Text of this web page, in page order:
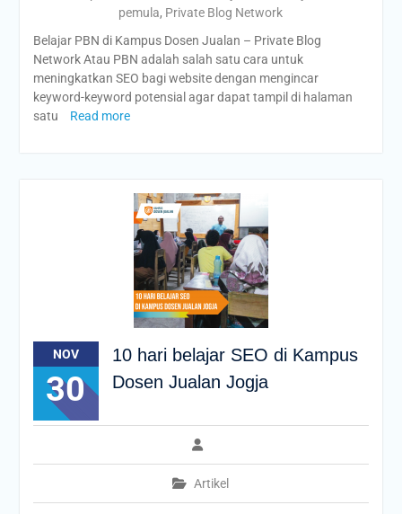
pemula, Private Blog Network
Belajar PBN di Kampus Dosen Jualan – Private Blog
Network Atau PBN adalah salah satu cara untuk
meningkatkan SEO bagi website dengan mengincar
keyword-keyword potensial agar dapat tampil di halaman
satu
Read more
NOV
30
10 hari belajar SEO di Kampus
Dosen Jualan Jogja
Artikel